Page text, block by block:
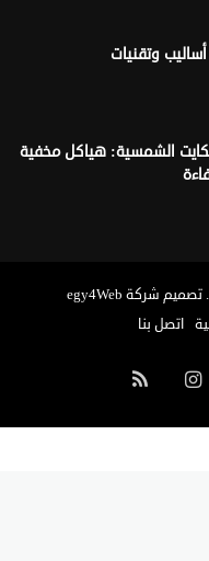
وتقنيات
الشمسية: هياكل مخفية
تصميم شركة egy4Web
اتصل بنا
انستقرام
الموقع